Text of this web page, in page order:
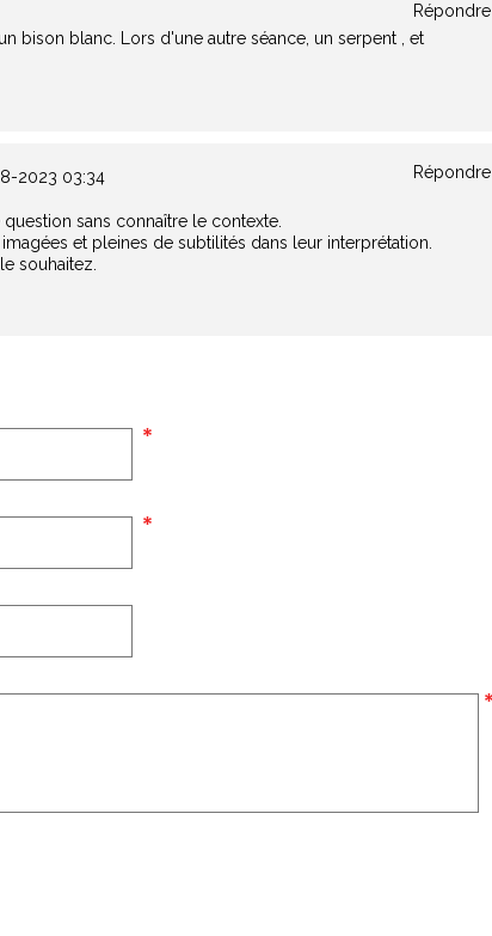
Répondre
bison blanc. Lors d'une autre séance, un serpent , et
2023 03:34
Répondre
sans connaître le contexte.
et pleines de subtilités dans leur interprétation.
souhaitez.